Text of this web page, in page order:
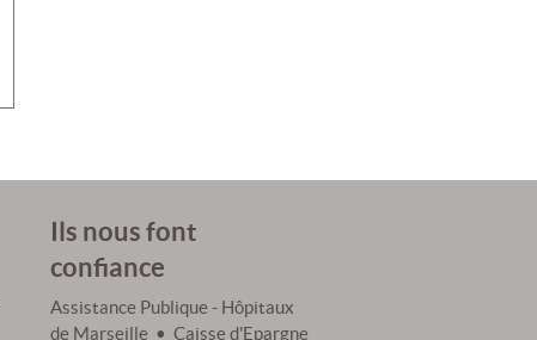
Ils nous font
confiance
Assistance Publique - Hôpitaux
de Marseille • Caisse d'Epargne